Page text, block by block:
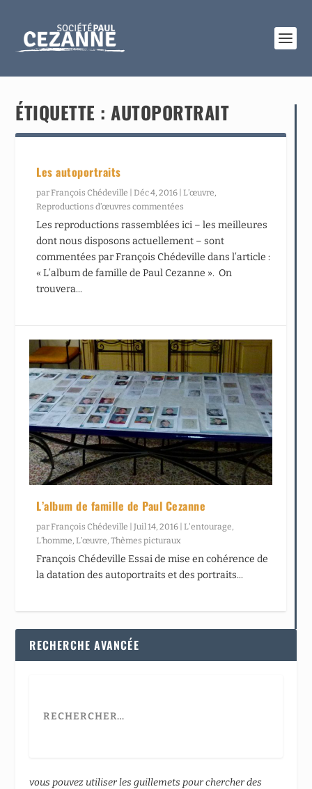
ÉTIQUETTE :AUTOPORTRAIT
Les autoportraits
parFrançois Chédeville |Déc 4, 2016 |L’œuvre,
Reproductions d’œuvres commentées
Les reproductions rassemblées ici – les meilleures
dont nous disposons actuellement – sont
commentées par François Chédeville dans l’article :
« L’album de famille de Paul Cezanne ». On
trouvera...
L’album de famille de Paul Cezanne
par François Chédeville |Juil 14, 2016 L'entourage
L’homme L’œuvre ,Thèmes picturaux
François Chédeville Essai de mise en cohérence de
la datation des autoportraits et des portraits...
RECHERCHE AVANCÉE
vous pouvez utiliser les guillemets pour chercher des